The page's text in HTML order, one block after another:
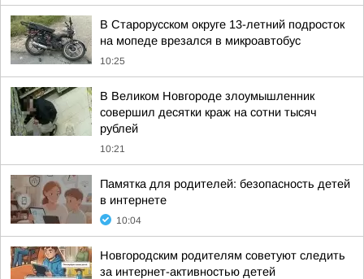
В Старорусском округе 13-летний подросток
на мопеде врезался в микроавтобус
10:25
В Великом Новгороде злоумышленник
совершил десятки краж на сотни тысяч
рублей
10:21
Памятка для родителей: безопасность детей
в интернете
10:04
Новгородским родителям советуют следить
за интернет-активностью детей